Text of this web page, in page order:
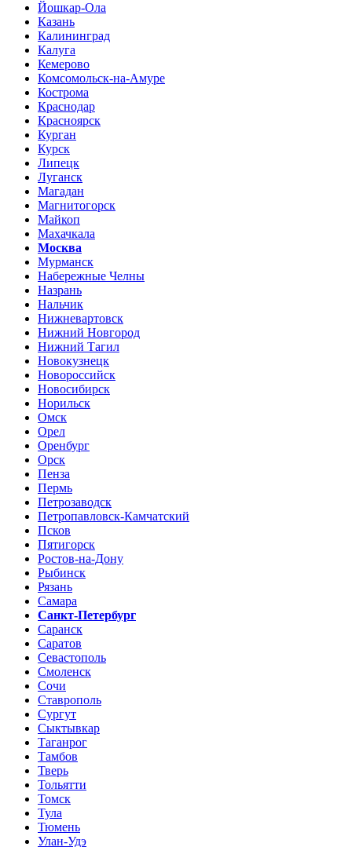
Йошкар-Ола
Казань
Калининград
Калуга
Кемерово
Комсомольск-на-Амуре
Кострома
Краснодар
Красноярск
Курган
Курск
Липецк
Луганск
Магадан
Магнитогорск
Майкоп
Махачкала
Москва
Мурманск
Набережные Челны
Назрань
Нальчик
Нижневартовск
Нижний Новгород
Нижний Тагил
Новокузнецк
Новороссийск
Новосибирск
Норильск
Омск
Орел
Оренбург
Орск
Пенза
Пермь
Петрозаводск
Петропавловск-Камчатский
Псков
Пятигорск
Ростов-на-Дону
Рыбинск
Рязань
Самара
Санкт-Петербург
Саранск
Саратов
Севастополь
Смоленск
Сочи
Ставрополь
Сургут
Сыктывкар
Таганрог
Тамбов
Тверь
Тольятти
Томск
Тула
Тюмень
Улан-Удэ